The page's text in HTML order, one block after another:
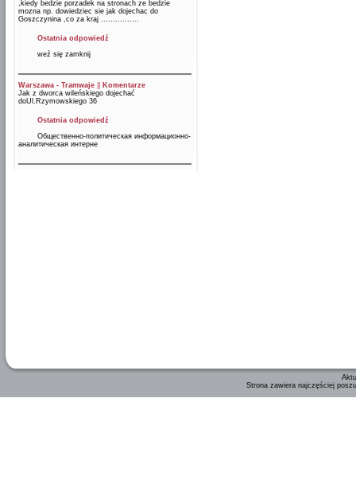
,kiedy bedzie porzadek na stronach ze bedzie
mozna np. dowiedziec sie jak dojechac do
Goszczynina ,co za kraj ................
Ostatnia odpowiedź
weź się zamknij
Warszawa - Tramwaje
Komentarze
Jak z dworca wileńskiego dojechać
doUl.Rzymowskiego 36
Ostatnia odpowiedź
Общественно-политическая информационно-
аналитическая интерне
Strona zawiera najczęściej